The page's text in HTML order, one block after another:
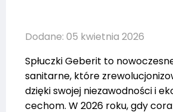
Dodane: 05 kwietnia 2026
Spłuczki Geberit to
sanitarne, które
dzięki swojej niezawodności i
cechom. W 2026 roku, gdy